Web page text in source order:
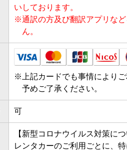
いしております。
※通訳の方及び翻訳アプリな
ん。
※ 上記カードでも事情により
予めご了承ください。
可
【新型コロナウイルス対策につ
レンタカーのご利用ごとに、